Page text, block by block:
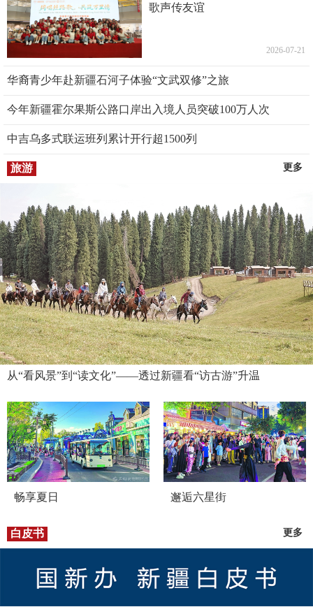
歌声传友谊
2026-07-21
华裔青少年赴新疆石河子体验“文武双修”之旅
今年新疆霍尔果斯公路口岸出入境人员突破100万人次
中吉乌多式联运班列累计开行超1500列
旅游 更多
从“看风景”到“读文化”——透过新疆看“访古游”升温
畅享夏日 邂逅六星街
白皮书 更多